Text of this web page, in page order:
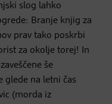
slog lahko
Branje knjig za
prav tako poskrbi
za okolje torej! In
še
glede na letni čas
(morda iz